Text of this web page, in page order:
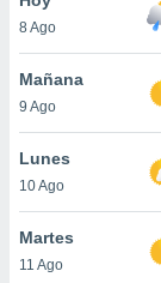
y
en
más
de
8 Ago
Mañana
9 Ago
Lunes
10 Ago
Martes
11 Ago